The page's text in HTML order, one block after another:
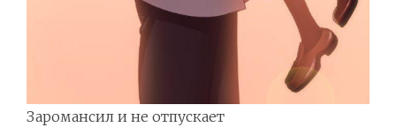
Заромансил и не отпускает